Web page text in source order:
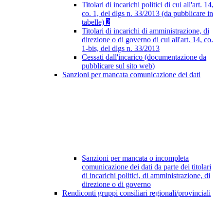
Titolari di incarichi politici di cui all'art. 14,
co. 1, del dlgs n. 33/2013 (da pubblicare in
tabelle) 2
Titolari di incarichi di amministrazione, di
direzione o di governo di cui all'art. 14, co.
1-bis, del dlgs n. 33/2013
Cessati dall'incarico (documentazione da
pubblicare sul sito web)
Sanzioni per mancata comunicazione dei dati
Sanzioni per mancata o incompleta
comunicazione dei dati da parte dei titolari
di incarichi politici, di amministrazione, di
direzione o di governo
Rendiconti gruppi consiliari regionali/provinciali